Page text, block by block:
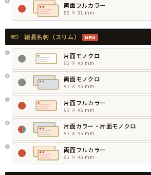
両面フルカラー
89 × 51 mm
細長名刺（スリム） NEW
片面モノクロ
91 × 45 mm
両面モノクロ
91 × 45 mm
片面フルカラー
91 × 45 mm
片面カラー・片面モノクロ
91 × 45 mm
両面フルカラー
91 × 45 mm